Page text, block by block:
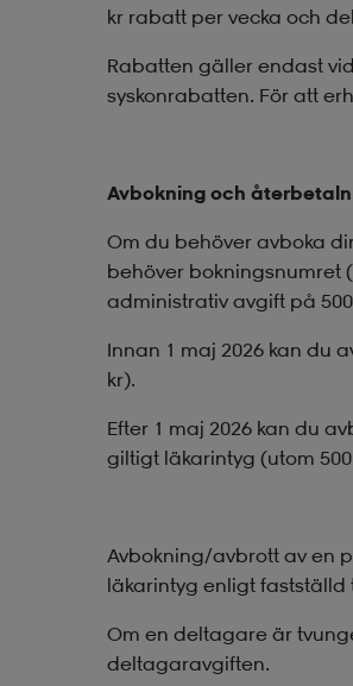
kr rabatt per vecka och
Rabatten gäller endast
syskonrabatten. För att
Avbokning och
Om du behöver avboka
behöver bokningsnumret
administrativ avgift på
Innan 1 maj 2026 kan du
kr).
Efter 1 maj 2026 kan du
giltigt läkarintyg (utom 500
Avbokning/avbrott av en
läkarintyg enligt fastställd
Om en deltagare är
deltagaravgiften.